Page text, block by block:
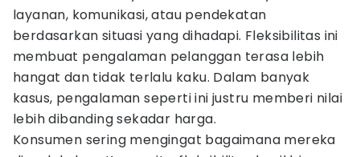
layanan, komunikasi, atau pendekatan
berdasarkan situasi yang dihadapi. Fleksibilitas ini
membuat pengalaman pelanggan terasa lebih
hangat dan tidak terlalu kaku. Dalam banyak
kasus, pengalaman seperti ini justru memberi nilai
lebih dibanding sekadar harga.
Konsumen sering mengingat bagaimana mereka